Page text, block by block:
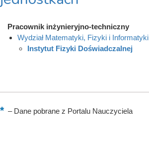
Pracownik inżynieryjno-techniczny
Wydział Matematyki, Fizyki i Informatyki
Instytut Fizyki Doświadczalnej
–Dane pobrane z Portalu Nauczyciela